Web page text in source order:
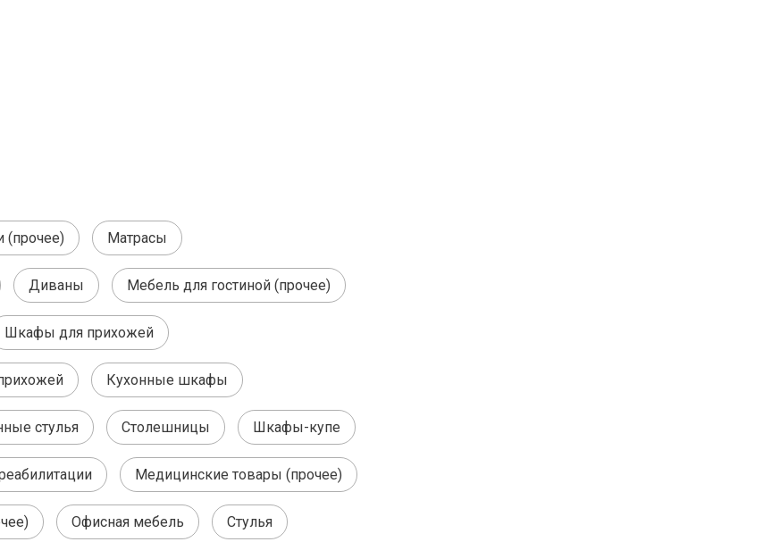
(прочее) Матрасы
Диваны Мебель для гостиной (прочее)
Шкафы для прихожей
Кухонные шкафы
стулья Столешницы Шкафы-купе
Медицинские товары (прочее)
Офисная мебель Стулья